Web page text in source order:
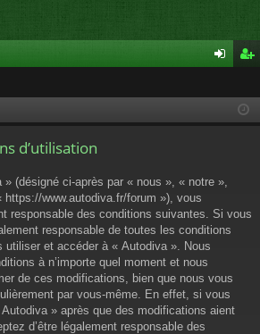
cri
d’utilisation
(désigné ci-après par « nous », « notre »,
www.autodiva.fr/forum »), vous
responsable des conditions suivantes. Si vous
responsable de toutes les conditions
et accéder à « Autodiva ». Nous
à n’importe quel moment et nous
de ces modifications, bien que nous vous
par vous-même. En effet, si vous
» après que des modifications aient
d’être légalement responsable des